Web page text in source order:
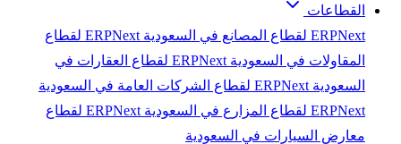
القطاعات
ERPNext لقطاع المصانع في السعودية
ERPNext لقطاع
المقاولات في السعودية
ERPNext لقطاع العقارات في
السعودية ERPNext لقطاع الشركات العامة في السعودية
ERPNext لقطاع المزارع في السعودية
ERPNext لقطاع
معارض السيارات في السعودية